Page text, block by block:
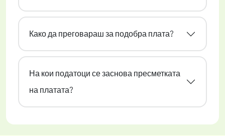
Како да преговараш за подобра плата?
На кои податоци се заснова пресметката
на платата?